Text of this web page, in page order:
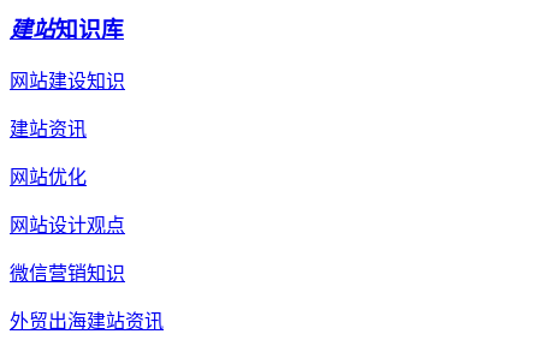
建站知识库
网站建设知识
建站资讯
网站优化
网站设计观点
微信营销知识
外贸出海建站资讯